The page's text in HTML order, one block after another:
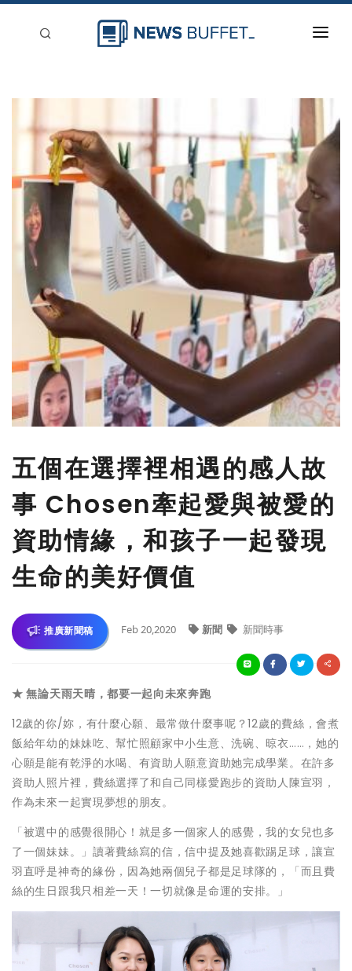
登入
刊登
五個在選擇裡相遇的感人故
事 Chosen牽起愛與被愛的
資助情緣，和孩子一起發現
生命的美好價值
推廣新聞稿 Feb 20,2020 新聞 新聞時事
★ 無論天雨天晴，都要一起向未來奔跑
12歲的你/妳，有什麼心願、最常做什麼事呢？12歲的費絲，會煮
飯給年幼的妹妹吃、幫忙照顧家中小生意、洗碗、晾衣……，她的
心願是能有乾淨的水喝、有資助人願意資助她完成學業。在許多
資助人照片裡，費絲選擇了和自己同樣愛跑步的資助人陳宣羽，
作為未來一起實現夢想的朋友。
「被選中的感覺很開心！就是多一個家人的感覺，我的女兒也多
了一個妹妹。」讀著費絲寫的信，信中提及她喜歡踢足球，讓宣
羽直呼是神奇的緣份，因為她兩個兒子都是足球隊的，「而且費
絲的生日跟我只相差一天！一切就像是命運的安排。」